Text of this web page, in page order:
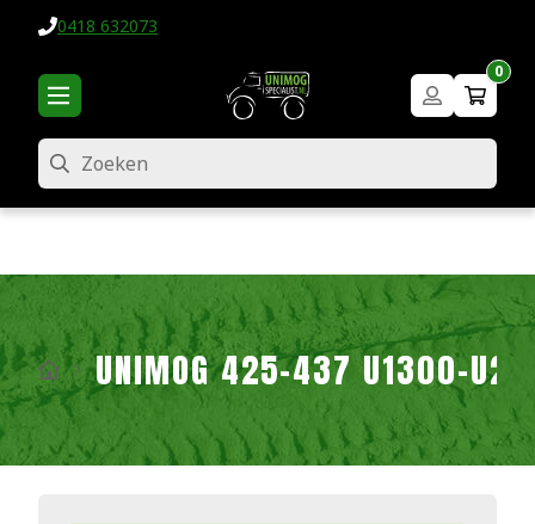
0418 632073
0
Zoeken
UNIMOG 425-437 U1300-